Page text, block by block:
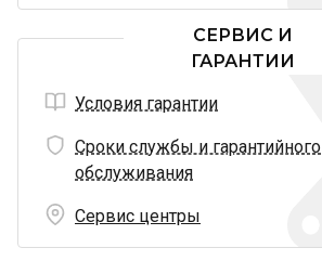
СЕРВИС И
ГАРАНТИИ
Условия гарантии
Сроки службы и гарантийного
обслуживания
Сервис центры